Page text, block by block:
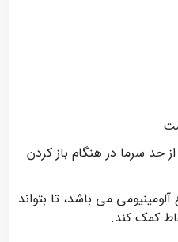
حد سرما در هنگام باز كردن
می باشد، تا بتواند
کمک کند.